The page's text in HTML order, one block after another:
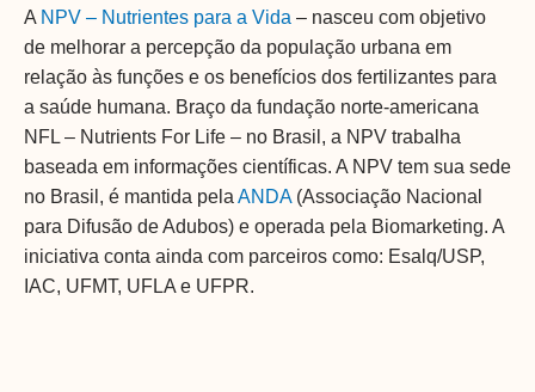
A NPV – Nutrientes para a Vida – nasceu com objetivo
de melhorar a percepção da população urbana em
relação às funções e os benefícios dos fertilizantes para
a saúde humana. Braço da fundação norte-americana
NFL – Nutrients For Life – no Brasil, a NPV trabalha
baseada em informações científicas. A NPV tem sua sede
no Brasil, é mantida pela ANDA(Associação Nacional
para Difusão de Adubos) e operada pela Biomarketing. A
iniciativa conta ainda com parceiros como: Esalq/USP,
IAC, UFMT, UFLA e UFPR.